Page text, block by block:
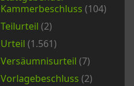
Kammerbeschluss (104)
Teilurteil (2)
Urteil (1.561)
Versäumnisurteil (7)
Vorlagebeschluss (2)